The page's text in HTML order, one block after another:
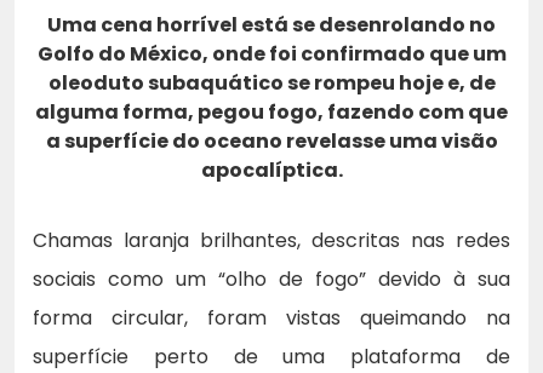
Uma cena horrível está se desenrolando no
Golfo do México, onde foi confirmado que um
oleoduto subaquático se rompeu hoje e, de
alguma forma, pegou fogo, fazendo com que
a superfície do oceano revelasse uma visão
apocalíptica.
Chamas laranja brilhantes, descritas nas redes
sociais como um “olho de fogo” devido à sua
forma circular, foram vistas queimando na
superfície perto de uma plataforma de